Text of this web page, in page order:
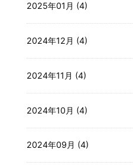
2025年01月 (4)
2024年12月 (4)
2024年11月 (4)
2024年10月 (4)
2024年09月 (4)